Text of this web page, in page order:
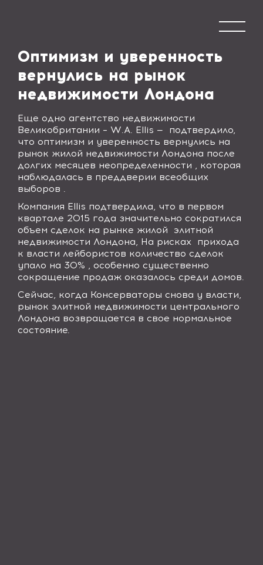
Оптимизм и уверенность
вернулись на рынок
недвижимости Лондона
Еще одно агентство недвижимости
Великобритании – W.A. Ellis —
подтвердило,
что оптимизм и уверенность вернулись на
рынок жилой недвижимости Лондона после
долгих месяцев неопределенности , которая
наблюдалась в преддверии всеобщих
выборов .
Компания Ellis подтвердила, что в первом
квартале 2015 года значительно сократился
объем сделок на рынке жилой
элитной
недвижимости Лондона, На рисках прихода
к власти лейбористов количество сделок
упало на 30% , особенно существенно
сокращение продаж оказалось среди домов.
Сейчас, когда Консерваторы снова у власти,
рынок элитной недвижимости центрального
Лондона возвращается в свое нормальное
состояние.